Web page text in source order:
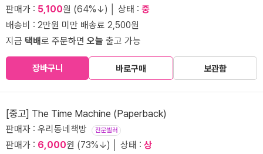
판매가 : 5,100원 (64%↓) │ 상태 : 중
배송비 : 2만원 미만 배송료 2,500원
지금 택배로 주문하면오늘 출고 가능
장바구니 바로구매 보관함
[중고] The Time Machine (Paperback)
판매자 : 우리동네책방 전문셀러
판매가 : 6,000원 (73%↓) │ 상태 : 상